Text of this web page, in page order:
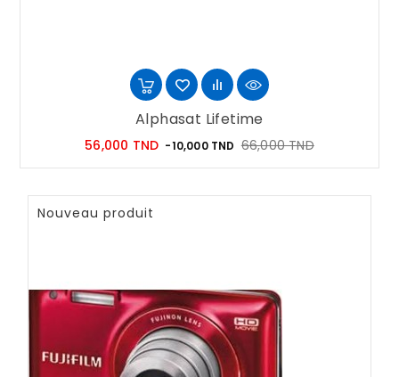
Alphasat Lifetime
56,000 TND Prix
-10,000 TND 66,000 TNDPrix
Nouveau produit